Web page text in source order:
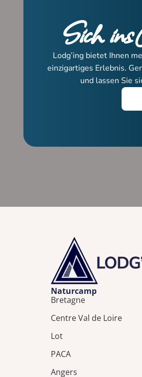
Sich ins
Lodg’ing bietet Ihnen
einzigartiges Erlebnis.
und lassen Sie
Naturcamp
Bretagne
Centre Val de Loire
Lot
PACA
Angers